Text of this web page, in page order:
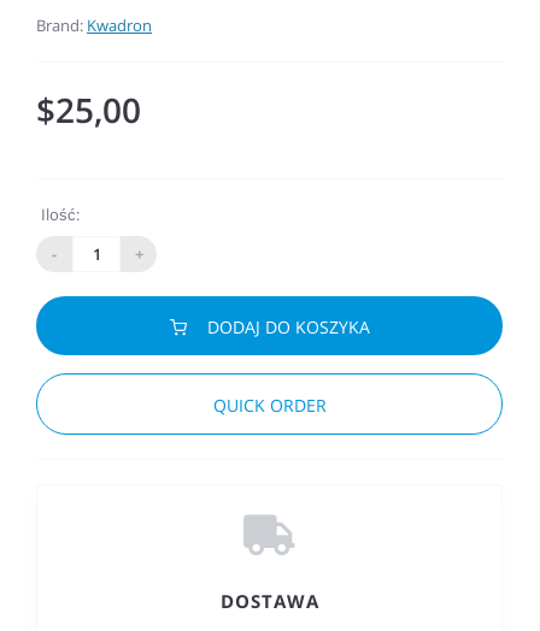
Brand: Kwadron
$25,00
Ilość:
-
+
DODAJ DO KOSZYKA
QUICK ORDER
DOSTAWA